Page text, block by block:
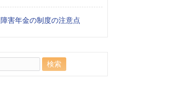
障害年金の制度の注意点